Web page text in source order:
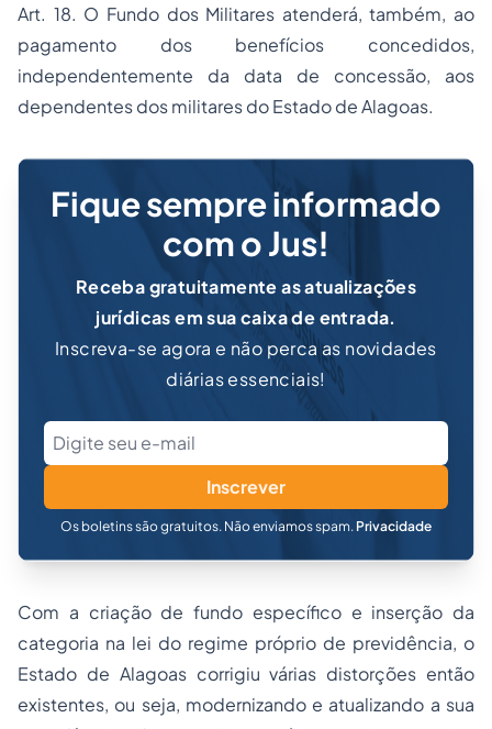
Art. 18. O Fundo dos Militares atenderá, também, ao
pagamento dos benefícios concedidos,
independentemente da data de concessão, aos
dependentes dos militares do Estado de Alagoas.
Fique sempre informado
com o Jus!
Receba gratuitamente as atualizações
jurídicas em sua caixa de entrada.
Inscreva-se agora e não perca as novidades
diárias essenciais!
Inscrever
Os boletins são gratuitos. Não enviamos spam. Privacidade
Com a criação de fundo específico e inserção da
categoria na lei do regime próprio de previdência, o
Estado de Alagoas corrigiu várias distorções então
existentes, ou seja, modernizando e atualizando a sua